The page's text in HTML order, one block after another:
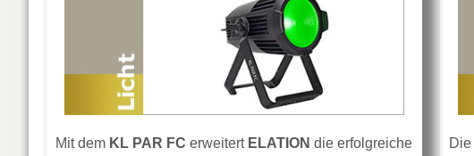
Mit dem KL PAR FC erweitert ELATION die erfolgreiche
Die